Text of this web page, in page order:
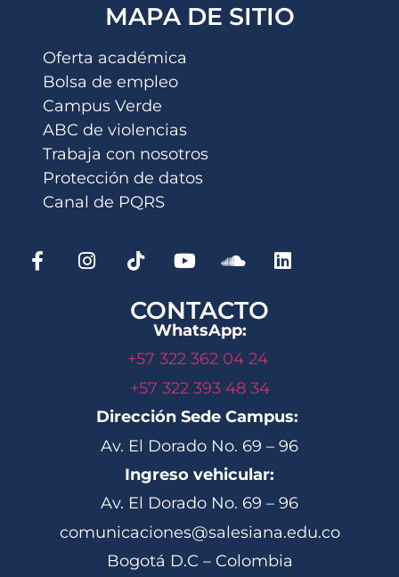
MAPA DE SITIO
Oferta académica
Bolsa de empleo
Campus Verde
ABC de violencias
Trabaja con nosotros
Protección de datos
Canal de PQRS
CONTACTO
WhatsApp:
+57 322 362 04 24
+57 322 393 48 34
Dirección Sede Campus:
Av. El Dorado No. 69 – 96
Ingreso vehicular:
Av. El Dorado No. 69 – 96
comunicaciones@salesiana.edu.co
Bogotá D.C – Colombia